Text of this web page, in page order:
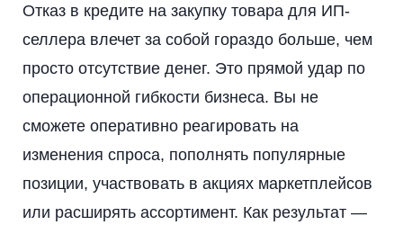
Отказ в кредите на закупку товара для ИП-
селлера влечет за собой гораздо больше, чем
просто отсутствие денег. Это прямой удар по
операционной гибкости бизнеса. Вы не
сможете оперативно реагировать на
изменения спроса, пополнять популярные
позиции, участвовать в акциях маркетплейсов
или расширять ассортимент. Как результат —